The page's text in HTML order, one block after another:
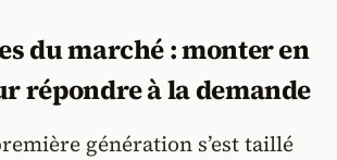
du marché : monter en
répondre à la demande
génération s’est taillé